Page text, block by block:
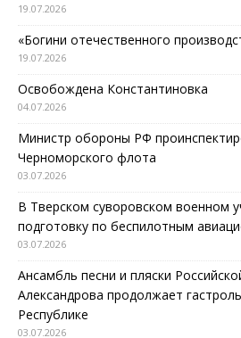
19.07.2026
«Богини отечественного
19.07.2026
Освобождена Константиновка
04.07.2026
Министр обороны РФ
Черноморского флота
03.07.2026
В Тверском суворовском военном
подготовку по беспилотным
03.07.2026
Ансамбль песни и пляски
Александрова продолжает
Республике
03.07.2026